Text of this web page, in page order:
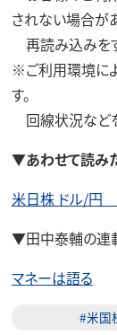
されない場合が
再読み込みを
※ご利用環境に
す。
回線状況など
▼あわせて読み
米日株 ドル/円
▼田中泰輔の連
マネーは語る
#米国